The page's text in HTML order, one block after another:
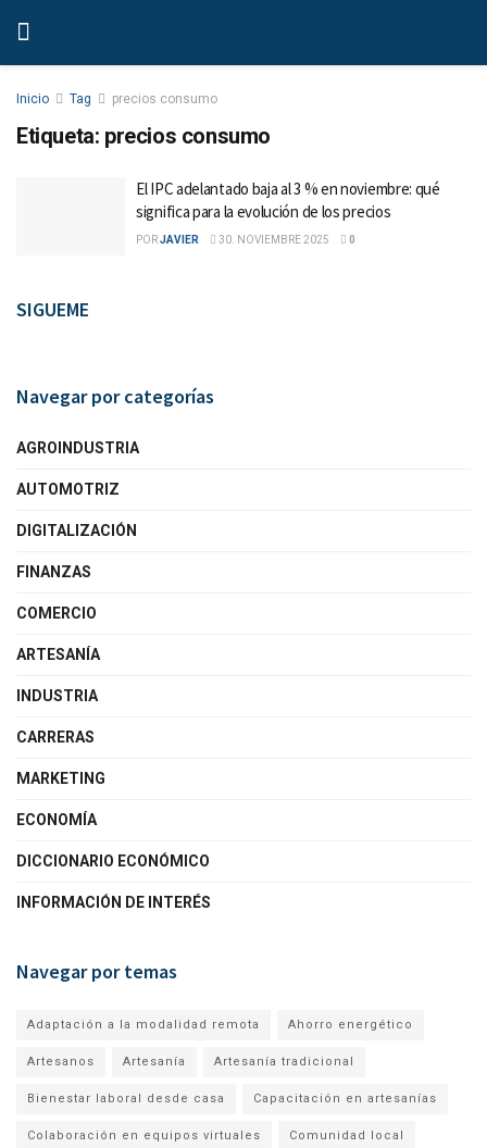
Inicio Tag precios consumo
Etiqueta: precios consumo
El IPC adelantado baja al 3 % en noviembre: qué
significa para la evolución de los precios
PORJAVIER 30. NOVIEMBRE 2025 0
SIGUEME
Navegar por categorías
AGROINDUSTRIA
AUTOMOTRIZ
DIGITALIZACIÓN
FINANZAS
COMERCIO
ARTESANÍA
INDUSTRIA
CARRERAS
MARKETING
ECONOMÍA
DICCIONARIO ECONÓMICO
INFORMACIÓN DE INTERÉS
Navegar por temas
Adaptación a la modalidad remota Ahorro energético
Artesanos Artesanía Artesanía tradicional
Bienestar laboral desde casa Capacitación en artesanías
Colaboración en equipos virtuales Comunidad local